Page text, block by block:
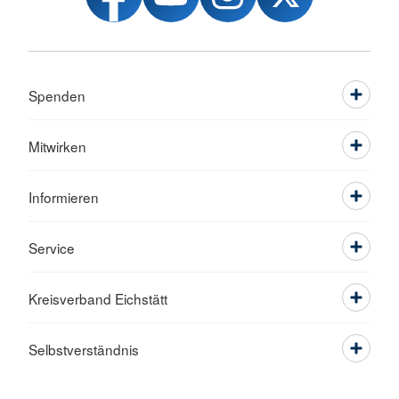
Spenden
Mitwirken
Informieren
Service
Kreisverband Eichstätt
Selbstverständnis